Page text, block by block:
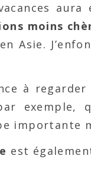
moins
Asie.
à
importante
est